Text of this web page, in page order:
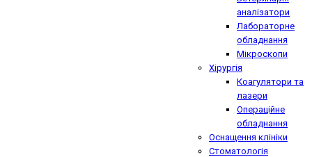
аналізатори
Лабораторне
обладнання
Мікроскопи
Хірургія
Коагулятори та
лазери
Операційне
обладнання
Оснащення клініки
Стоматологія